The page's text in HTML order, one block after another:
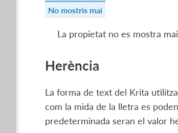
No mostris mai
La propietat no es mostra
Herència
La forma de text del Krita
com la mida de la lletra es
predeterminada seran el valor